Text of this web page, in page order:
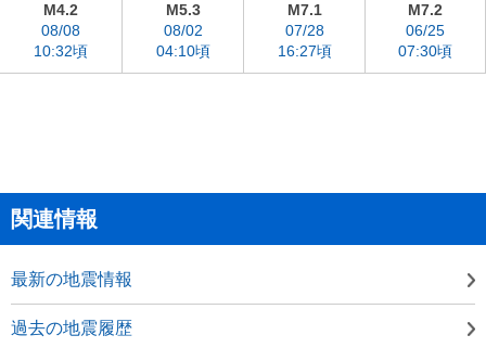
M4.2
08/08
10:32頃
M5.3
08/02
04:10頃
M7.1
07/28
16:27頃
M7.2
06/25
07:30頃
関連情報
最新の地震情報
過去の地震履歴